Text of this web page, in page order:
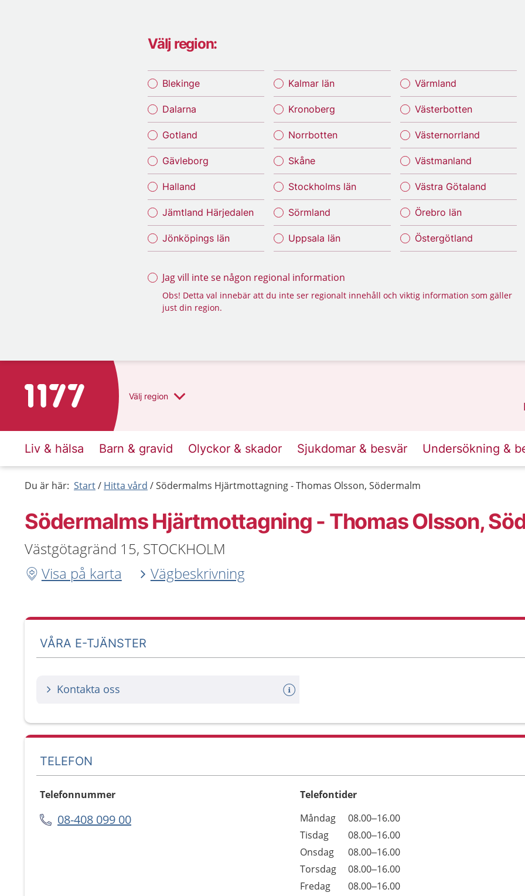
Välj region:
Blekinge
Dalarna
Gotland
Gävleborg
Halland
Jämtland Härjedalen
Jönköpings län
Kalmar län
Kronoberg
Norrbotten
Skåne
Stockholms län
Sörmland
Uppsala län
Värmland
Västerbotten
Västernorrland
Västmanland
Västra Götaland
Örebro län
Östergötland
Jag vill inte se någon regional information
Obs! Detta val innebär att du inte ser regionalt innehåll och viktig information som gäller
just din region.
Till startsidan för 1177 Välj region
Liv & hälsa Barn & gravid Olyckor & skador Sjukdomar & besvär Undersökning &
Du är här: Start Hitta vård Södermalms Hjärtmottagning - Thomas Olsson, Södermalm
Södermalms Hjärtmottagning - Thomas Olsson,
Västgötagränd 15, STOCKHOLM
Visa på karta
Vägbeskrivning
VÅRA E-TJÄNSTER
Kontakta oss
TELEFON
Telefonnummer
08-408 099 00
Telefontider
Dag
Öppettider
Kommentarer
Måndag
08.00–16.00
Tisdag
08.00–16.00
Onsdag
08.00–16.00
Torsdag
08.00–16.00
Fredag
08.00–16.00